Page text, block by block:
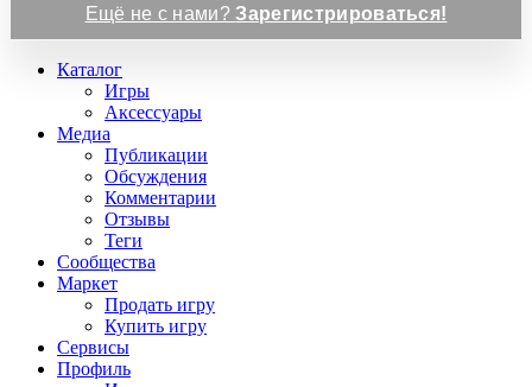
Ещё не с нами?Зарегистрироваться!
Каталог
Игры
Аксессуары
Медиа
Публикации
Обсуждения
Комментарии
Отзывы
Теги
Сообщества
Маркет
Продать игру
Купить игру
Сервисы
Профиль